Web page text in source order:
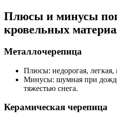
Плюсы и минусы
кровельных
Металлочерепица
Плюсы: недорогая, легкая,
Минусы: шумная при
тяжестью снега.
Керамическая черепица